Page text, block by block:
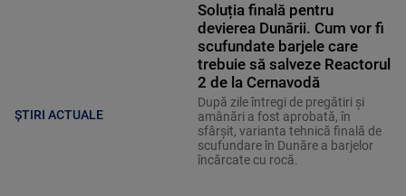
ȘTIRI ACTUALE
Soluția finală pentru
devierea Dunării. Cum vor fi
scufundate barjele care
trebuie să salveze Reactorul
2 de la Cernavodă
După zile întregi de pregătiri și
amânări a fost aprobată, în
sfârșit, varianta tehnică finală de
scufundare în Dunăre a barjelor
încărcate cu rocă.